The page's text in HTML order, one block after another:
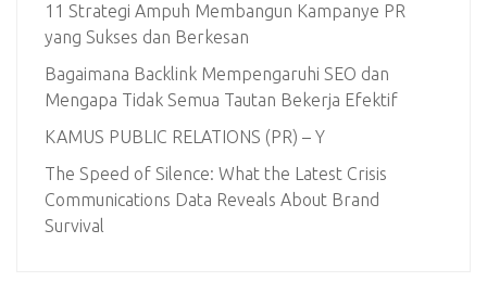
11 Strategi Ampuh Membangun Kampanye PR
yang Sukses dan Berkesan
Bagaimana Backlink Mempengaruhi SEO dan
Mengapa Tidak Semua Tautan Bekerja Efektif
KAMUS PUBLIC RELATIONS (PR) – Y
The Speed of Silence: What the Latest Crisis
Communications Data Reveals About Brand
Survival